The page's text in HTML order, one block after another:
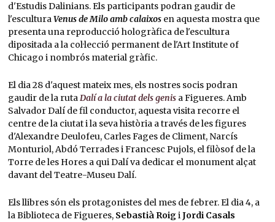
d'Estudis Dalinians. Els participants podran gaudir de
l'esculturaVenus de Milo amb calaixos en aquesta mostra que
presenta una reproducció hologràfica de l'escultura
dipositada a la col·lecció permanent de l'Art Institute of
Chicago i nombrós material gràfic.
El dia 28 d'aquest mateix mes, els nostres socis podran
gaudir de la rutaDalí a la ciutat dels genis a Figueres. Amb
Salvador Dalí de fil conductor, aquesta visita recorre el
centre de la ciutat i la seva història a través de les figures
d'Alexandre Deulofeu, Carles Fages de Climent, Narcís
Monturiol, Abdó Terrades i Francesc Pujols, el filòsof de la
Torre de les Hores a qui Dalí va dedicar el monument alçat
davant del Teatre-Museu Dalí.
Els llibres són els protagonistes del mes de febrer. El dia 4, a
la Biblioteca de Figueres, Sebastià RoigiJordi Casals